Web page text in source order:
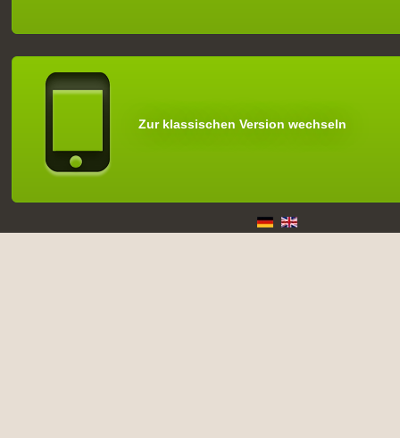
Zur klassischen Version wechseln